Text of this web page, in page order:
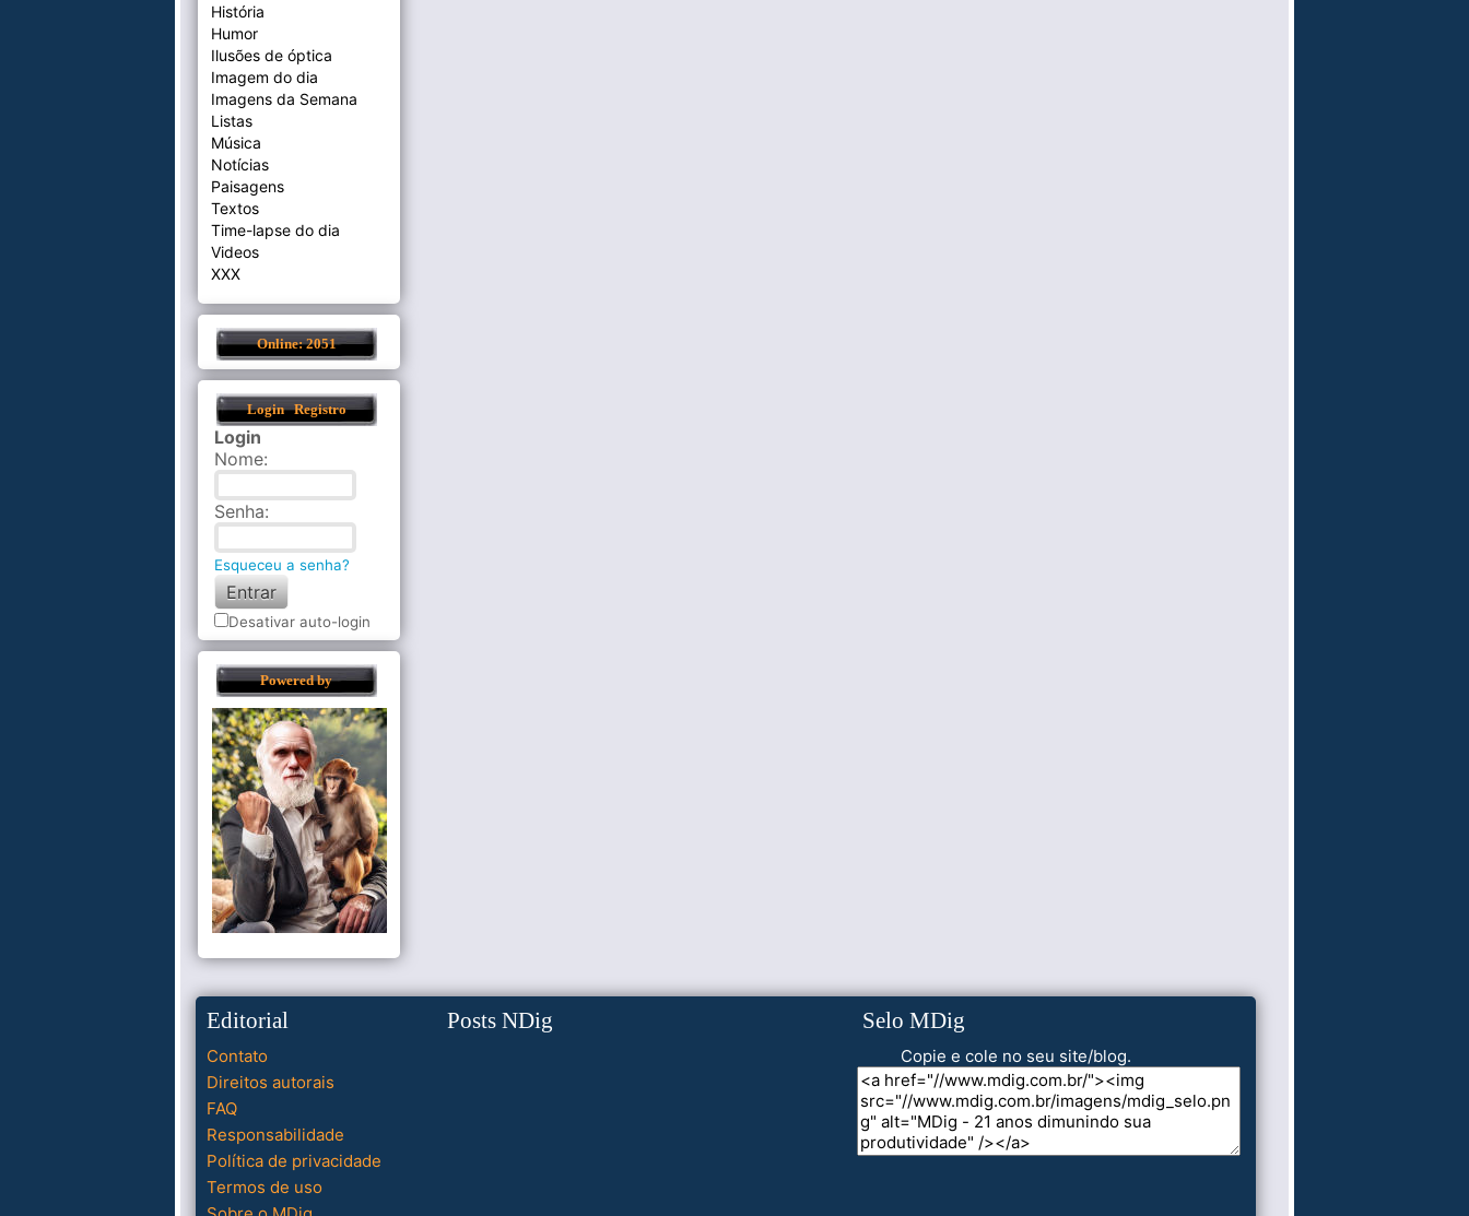
História
Humor
Ilusões de óptica
Imagem do dia
Imagens da Semana
Listas
Música
Notícias
Paisagens
Textos
Time-lapse do dia
Videos
XXX
Online: 2051
Login Registro
Login
Nome:
Senha:
Esqueceu a senha?
Desativar auto-login
Powered by
Editorial
Contato
Direitos autorais
FAQ
Responsabilidade
Política de privacidade
Termos de uso
Posts NDig Selo MDig
Copie e cole no seu site/blog.